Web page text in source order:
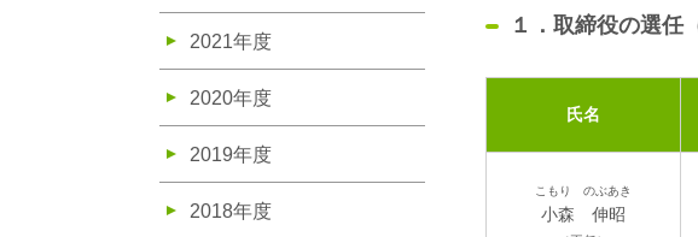
2021年度
2020年度
2019年度
2018年度
１．取締役の選任
氏名
こもり のぶあき
小森 伸昭